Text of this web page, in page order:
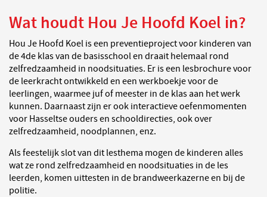
Wat houdt Hou Je Hoofd Koel in?
Hou Je Hoofd Koel is een preventieproject voor kinderen van
de 4de klas van de basisschool en draait helemaal rond
zelfredzaamheid in noodsituaties. Er is een lesbrochure voor
de leerkracht ontwikkeld en een werkboekje voor de
leerlingen, waarmee juf of meester in de klas aan het werk
kunnen. Daarnaast zijn er ook interactieve oefenmomenten
voor Hasseltse ouders en schooldirecties, ook over
zelfredzaamheid, noodplannen, enz.
Als feestelijk slot van dit lesthema mogen de kinderen alles
wat ze rond zelfredzaamheid en noodsituaties in de les
leerden, komen uittesten in de brandweerkazerne en bij de
politie.